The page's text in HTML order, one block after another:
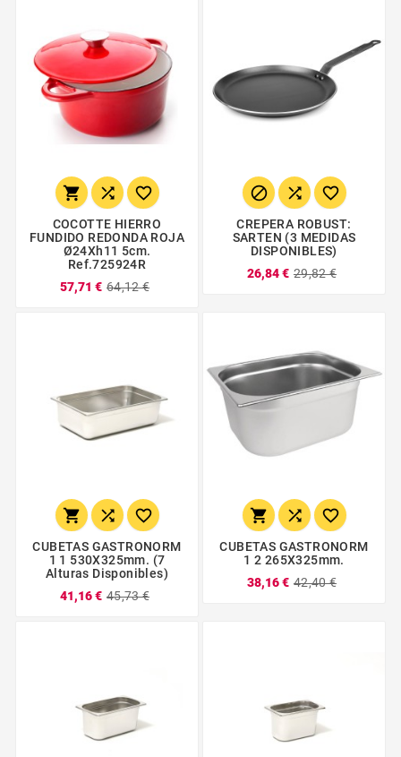
  
COCOTTE HIERRO
FUNDIDO REDONDA ROJA
Ø24Xh11 5cm.
Ref.725924R
57,71 € 64,12 €
  
CREPERA ROBUST:
SARTEN (3 MEDIDAS
DISPONIBLES)
26,84 € 29,82 €
  
CUBETAS GASTRONORM
1 1 530X325mm. (7
Alturas Disponibles)
41,16 € 45,73 €
  
CUBETAS GASTRONORM
1 2 265X325mm.
38,16 € 42,40 €